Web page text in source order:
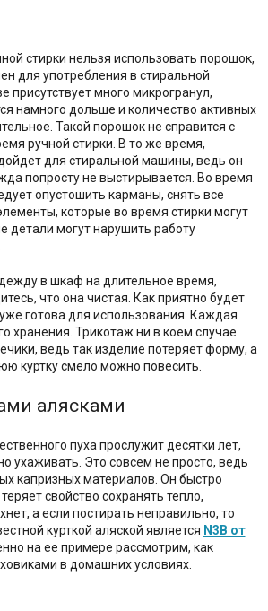
стирки нельзя использовать порошок,
для употребления в стиральной
присутствует много микрогранул,
намного дольше и количество активных
Такой порошок не справится с
ручной стирки. В то же время,
для стиральной машины, ведь он
попросту не выстирывается. Во время
опустошить карманы, снять все
которые во время стирки могут
детали могут нарушить работу
в шкаф на длительное время,
что она чистая. Как приятно будет
готова для использования. Каждая
хранения. Трикотаж ни в коем случае
ведь так изделие потеряет форму, а
куртку смело можно повесить.
алясками
пуха прослужит десятки лет,
ухаживать. Это совсем не просто, ведь
капризных материалов. Он быстро
свойство сохранять тепло,
а если постирать неправильно, то
курткой аляской является N3B от
на ее примере рассмотрим, как
в домашних условиях.